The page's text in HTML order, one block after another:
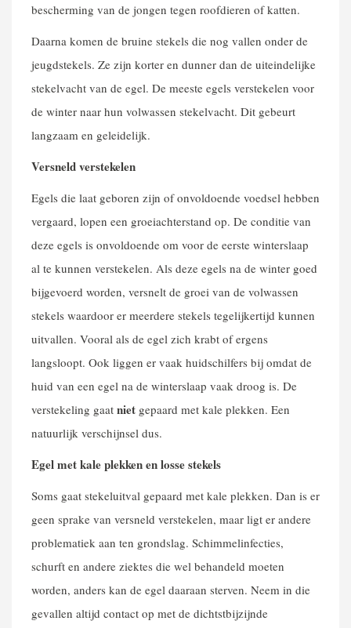
bescherming van de jongen tegen roofdieren of katten.
Daarna komen de bruine stekels die nog vallen onder de
jeugdstekels. Ze zijn korter en dunner dan de uiteindelijke
stekelvacht van de egel. De meeste egels verstekelen voor
de winter naar hun volwassen stekelvacht. Dit gebeurt
langzaam en geleidelijk.
Versneld verstekelen
Egels die laat geboren zijn of onvoldoende voedsel hebben
vergaard, lopen een groeiachterstand op. De conditie van
deze egels is onvoldoende om voor de eerste winterslaap
al te kunnen verstekelen. Als deze egels na de winter goed
bijgevoerd worden, versnelt de groei van de volwassen
stekels waardoor er meerdere stekels tegelijkertijd kunnen
uitvallen. Vooral als de egel zich krabt of ergens
langsloopt. Ook liggen er vaak huidschilfers bij omdat de
huid van een egel na de winterslaap vaak droog is. De
verstekeling gaat niet gepaard met kale plekken. Een
natuurlijk verschijnsel dus.
Egel met kale plekken en losse stekels
Soms gaat stekeluitval gepaard met kale plekken. Dan is er
geen sprake van versneld verstekelen, maar ligt er andere
problematiek aan ten grondslag. Schimmelinfecties,
schurft en andere ziektes die wel behandeld moeten
worden, anders kan de egel daaraan sterven. Neem in die
gevallen altijd contact op met de dichtstbijzijnde